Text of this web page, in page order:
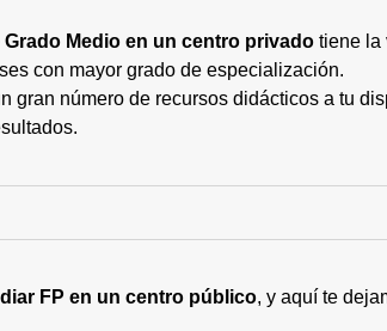
Medio en un centro privado tiene la
con mayor grado de especialización.
gran número de recursos didácticos a tu
FP en un centro público, y aquí te